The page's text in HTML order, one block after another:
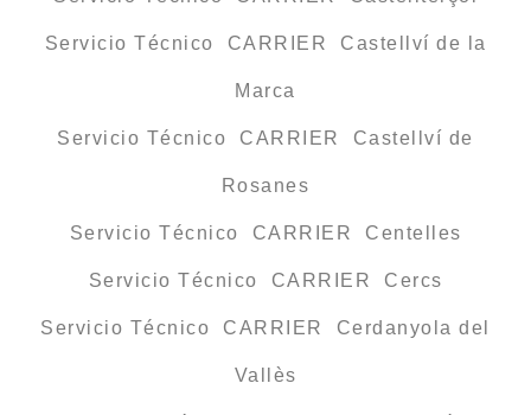
Servicio Técnico CARRIER Castellví de la
Marca
Servicio Técnico CARRIER Castellví de
Rosanes
Servicio Técnico CARRIER Centelles
Servicio Técnico CARRIER Cercs
Servicio Técnico CARRIER Cerdanyola del
Vallès